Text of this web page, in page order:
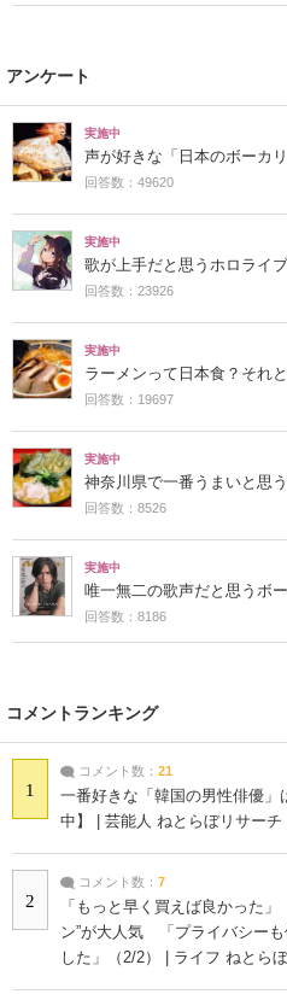
アンケート
実施中
声が好きな「日本のボーカ
回答数：49620
実施中
歌が上手だと思うホロライ
回答数：23926
実施中
ラーメンって日本食？それ
回答数：19697
実施中
神奈川県で一番うまいと思
回答数：8526
実施中
唯一無二の歌声だと思うボ
回答数：8186
コメントランキング
1
コメント数： 21
一番好きな「韓国の男性俳優」
中】 | 芸能人 ねとらぼリサーチ
2
コメント数： 7
「もっと早く買えば良かった
ン”が大人気 「プライバシー
した」（2/2） | ライフ ねとら